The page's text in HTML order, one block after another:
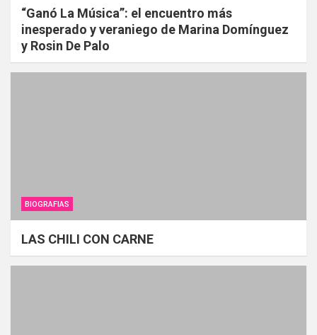
“Ganó La Música”: el encuentro más
inesperado y veraniego de Marina Domínguez
y Rosin De Palo
BIOGRAFIAS
LAS CHILI CON CARNE